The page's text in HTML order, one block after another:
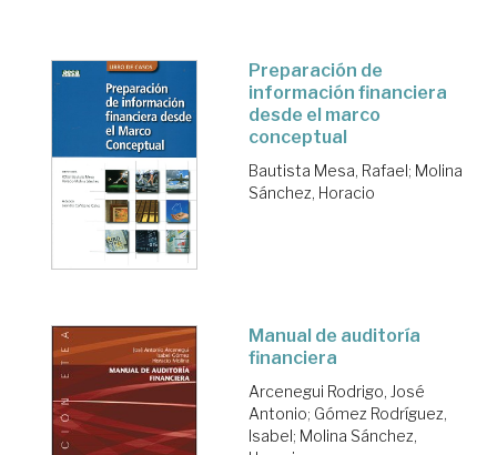
Preparación de
información financiera
desde el marco
conceptual
Bautista Mesa, Rafael; Molina
Sánchez, Horacio
Manual de auditoría
financiera
Arcenegui Rodrigo, José
Antonio; Gómez Rodríguez,
Isabel; Molina Sánchez,